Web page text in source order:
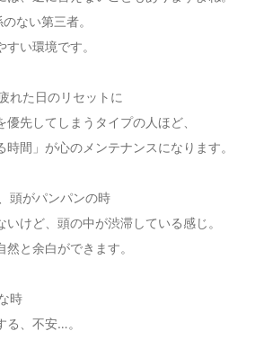
ない第三者。
い環境です。
れた日のリセットに
優先してしまうタイプの人ほど、
時間」が心のメンテナンスになります。
頭がパンパンの時
けど、頭の中が渋滞している感じ。
と余白ができます。
時
る、不安…。